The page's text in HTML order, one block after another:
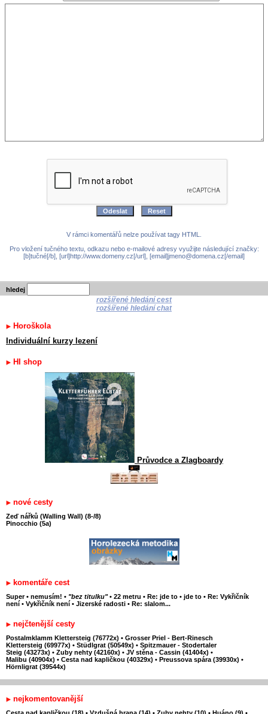
V rámci komentářů nelze používat tagy HTML.
Pro vložení tučného textu, odkazu nebo e-mailové adresy využijte následující značky:
[b]tučné[/b], [url]http://www.domeny.cz[/url], [email]jmeno@domena.cz[/email]
hledej
rozšířené hledání cest
rozšířené hledání chat
Horoškola
Individuální kurzy lezení
HI shop
Průvodce a Zlagboardy
nové cesty
Zeď nářků (Walling Wall) (8-/8)
Pinocchio (5a)
komentáře cest
Super • nemusím! • "bez titulku" • 22 metru • Re: jde to • jde to • Re: Vykřičník
není • Vykřičník není • Jizerské radosti • Re: slalom...
nejčtenější cesty
Postalmklamm Klettersteig (76772x) • Grosser Priel - Bert-Rinesch
Klettersteig (69977x) • Stüdlgrat (50549x) • Spitzmauer - Stodertaler
Steig (43273x) • Zuby nehty (42160x) • JV stěna - Cassin (41404x) •
Malibu (40904x) • Cesta nad kapličkou (40329x) • Preussova spára (39930x) •
Hörnligrat (39544x)
nejkomentovanější